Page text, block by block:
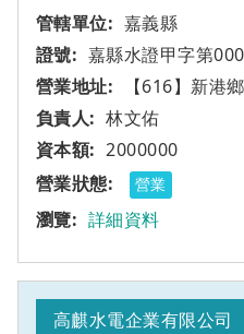
嘉義縣
嘉縣水證甲字第
【616】新港
林文佑
2000000
營業
詳細資料
高麒水電企業有限公司